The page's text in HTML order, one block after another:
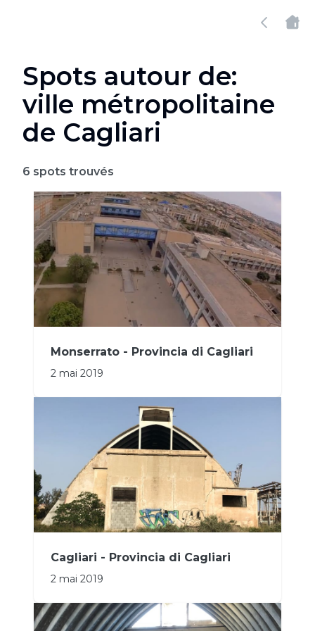
Spots autour de:
ville métropolitaine
de Cagliari
6 spots trouvés
Monserrato - Provincia di Cagliari
2 mai 2019
Cagliari - Provincia di Cagliari
2 mai 2019